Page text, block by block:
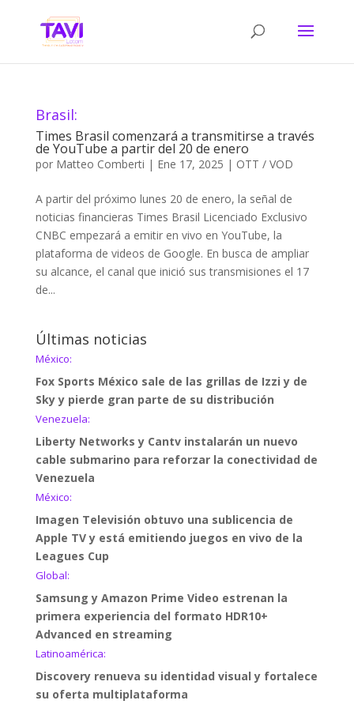
Brasil:
Times Brasil comenzará a transmitirse a través
de YouTube a partir del 20 de enero
por Matteo Comberti | Ene 17, 2025 | OTT / VOD
A partir del próximo lunes 20 de enero, la señal de
noticias financieras Times Brasil Licenciado Exclusivo
CNBC empezará a emitir en vivo en YouTube, la
plataforma de videos de Google. En busca de ampliar
su alcance, el canal que inició sus transmisiones el 17
de...
Últimas noticias
México:
Fox Sports México sale de las grillas de Izzi y de
Sky y pierde gran parte de su distribución
Venezuela:
Liberty Networks y Cantv instalarán un nuevo
cable submarino para reforzar la conectividad de
Venezuela
México:
Imagen Televisión obtuvo una sublicencia de
Apple TV y está emitiendo juegos en vivo de la
Leagues Cup
Global:
Samsung y Amazon Prime Video estrenan la
primera experiencia del formato HDR10+
Advanced en streaming
Latinoamérica:
Discovery renueva su identidad visual y fortalece
su oferta multiplataforma